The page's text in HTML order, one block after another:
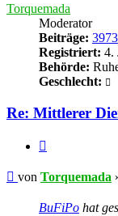
Torquemada
Moderator
Beiträge: 3973
Registriert: 4.
Behörde:
Geschlecht:
Re: Mittlerer
Beitrag
von Torquemada
BuFiPo hat